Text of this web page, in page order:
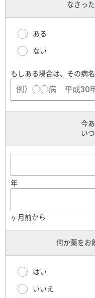
なさっ
ある
ない
もしある場合は、その病
今
い
年
ヶ月前から
何か薬をお
はい
いいえ